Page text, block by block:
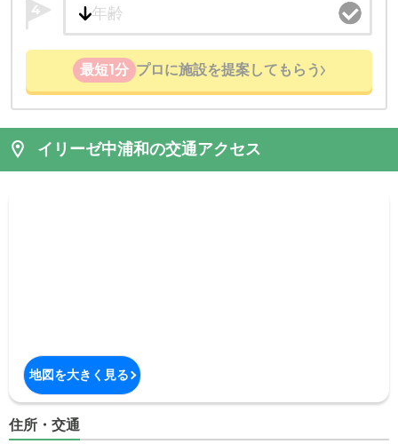
4
最短1分 プロに施設を提案してもらう
イリーゼ中浦和の交通アクセス
地図を大きく見る
住所・交通